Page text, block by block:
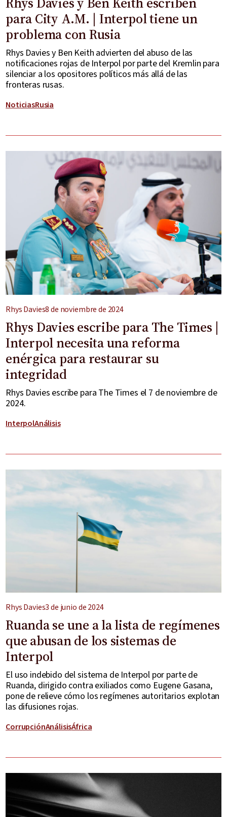
para City A.M. | Interpol tiene un
problema con Rusia
Rhys Davies y Ben Keith advierten del abuso de las
notificaciones rojas de Interpol por parte del Kremlin para
silenciar a los opositores políticos más allá de las
fronteras rusas.
NoticiasRusia
Rhys Davies8 de noviembre de 2024
Rhys Davies escribe para The Times |
Interpol necesita una reforma
enérgica para restaurar su
integridad
Rhys Davies escribe para The Times el 7 de noviembre de
2024.
InterpolAnálisis
Rhys Davies3 de junio de 2024
Ruanda se une a la lista de regímenes
que abusan de los sistemas de
Interpol
El uso indebido del sistema de Interpol por parte de
Ruanda, dirigido contra exiliados como Eugene Gasana,
pone de relieve cómo los regímenes autoritarios explotan
las difusiones rojas.
CorrupciónAnálisisÁfrica